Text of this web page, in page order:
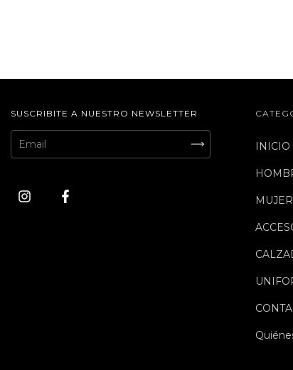
SUSCRIBITE A NUESTRO NEWSLETTER
INICIO
MUJER